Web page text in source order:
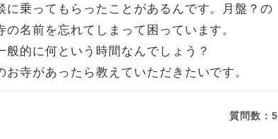
に乗ってもらったことがあるんです。月盤？の
名前を忘れてしまって困っています。
的に何という時間なんでしょう？
寺があったら教えていただきたいです。
質問数：5